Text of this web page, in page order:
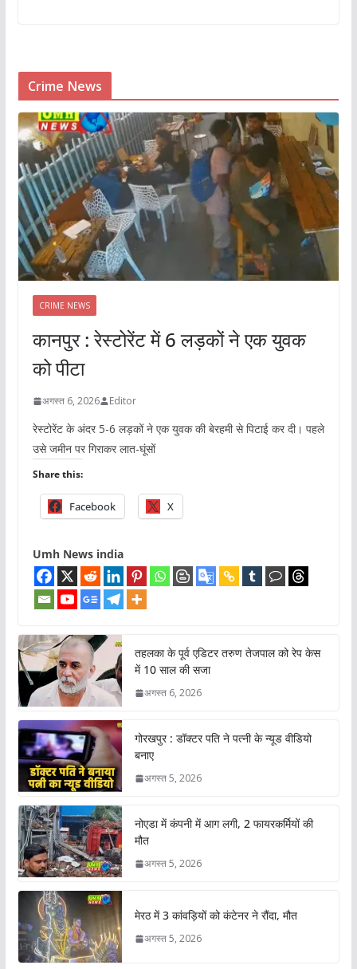
Crime News
CRIME NEWS
कानपुर : रेस्टोरेंट में 6 लड़कों ने एक युवक
को पीटा
अगस्त 6, 2026 Editor
रेस्टोरेंट के अंदर 5-6 लड़कों ने एक युवक की बेरहमी से पिटाई कर दी। पहले
उसे जमीन पर गिराकर लात-घूंसों
Share this:
Facebook X
Umh News india
तहलका के पूर्व एडिटर तरुण तेजपाल को रेप केस
में 10 साल की सजा
अगस्त 6, 2026
गोरखपुर : डॉक्टर पति ने पत्नी के न्यूड वीडियो
बनाए
अगस्त 5, 2026
नोएडा में कंपनी में आग लगी, 2 फायरकर्मियों की
मौत
अगस्त 5, 2026
मेरठ में 3 कांवड़ियों को कंटेनर ने रौंदा, मौत
अगस्त 5, 2026